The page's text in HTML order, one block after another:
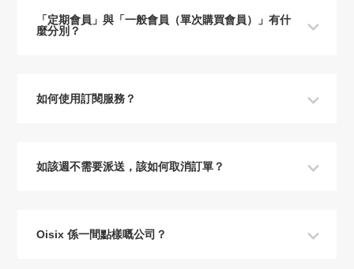
「定期會員」與「一般會員（單次購買會員）」有什
麼分別？
如何使用訂閱服務？
如該週不需要派送，該如何取消訂單？
Oisix 係一間點樣嘅公司？